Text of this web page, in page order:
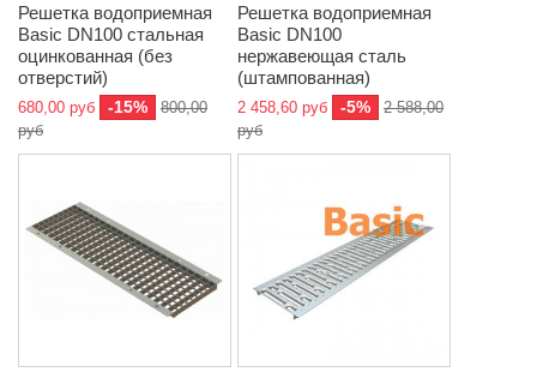
Решетка водоприемная
Basic DN100 стальная
оцинкованная (без
отверстий)
680,00 руб -15%
800,00
руб
Решетка водоприемная
Basic DN100
нержавеющая сталь
(штампованная)
2 458,60 руб -5%
2 588,00
руб